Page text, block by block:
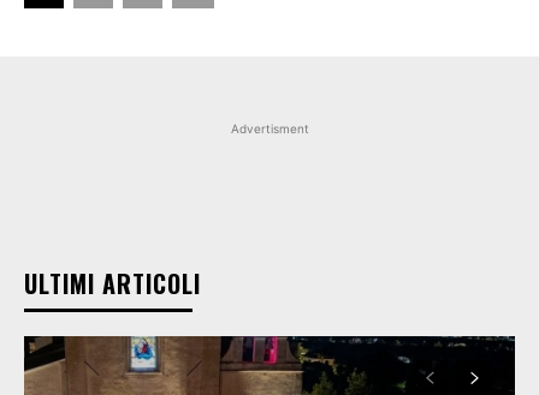
Advertisment
ULTIMI ARTICOLI